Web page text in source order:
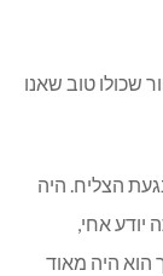
שכולו טוב שאנו
הצליח. היה
יודע אחי,
הוא היה מאוד